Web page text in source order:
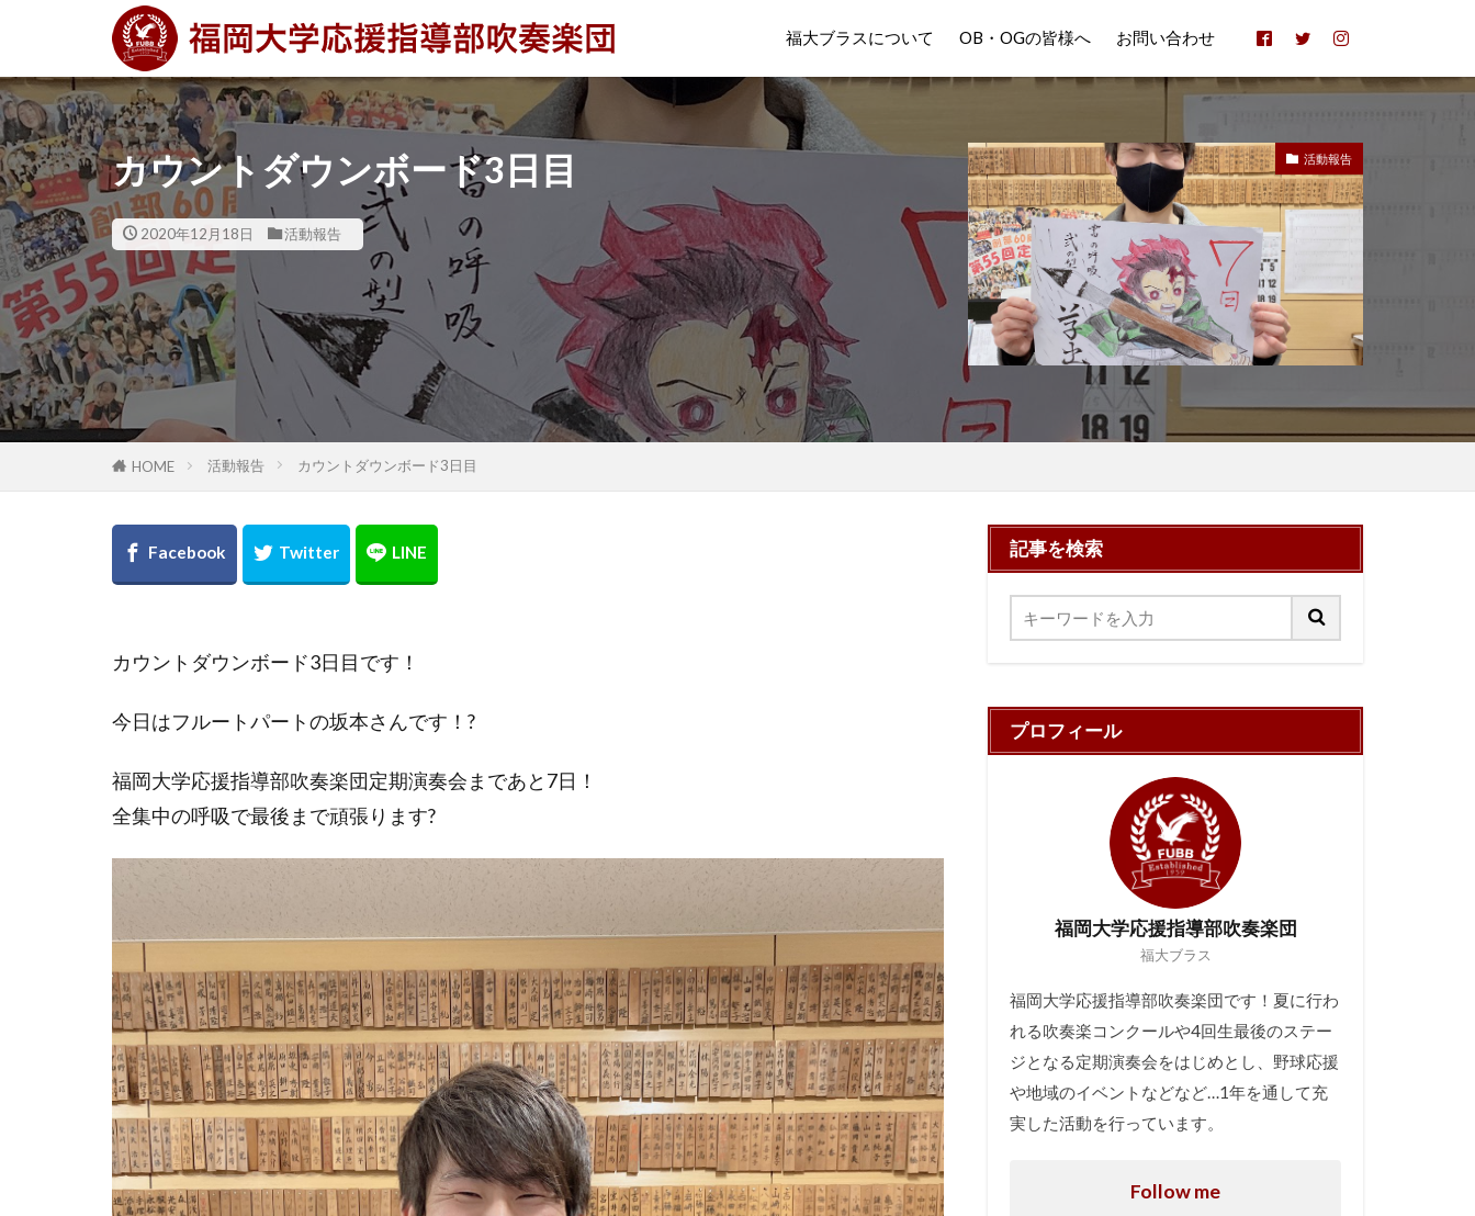
福大ブラスについて OB・OGの皆様へ お問い合わせ
カウントダウンボード3日目
2020年12月18日 活動報告
活動報告
HOME 活動報告 カウントダウンボード3日目
カウントダウンボード3日目です！
今日はフルートパートの坂本さんです！?
福岡大学応援指導部吹奏楽団定期演奏会まであと7日！
全集中の呼吸で最後まで頑張ります?
記事を検索
プロフィール
福岡大学応援指導部吹奏楽団
福大ブラス
福岡大学応援指導部吹奏楽団です！夏に行わ
れる吹奏楽コンクールや4回生最後のステー
ジとなる定期演奏会をはじめとし、野球応援
や地域のイベントなどなど…1年を通して充
実した活動を行っています。
Follow me